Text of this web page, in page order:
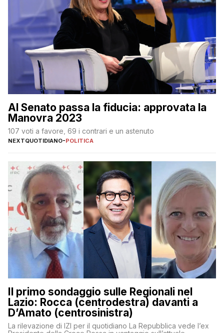
Al Senato passa la fiducia: approvata la
Manovra 2023
107 voti a favore, 69 i contrari e un astenuto
NEXTQUOTIDIANO-POLITICA
Il primo sondaggio sulle Regionali nel
Lazio: Rocca (centrodestra) davanti a
D’Amato (centrosinistra)
La rilevazione di IZI per il quotidiano La Repubblica vede l’ex